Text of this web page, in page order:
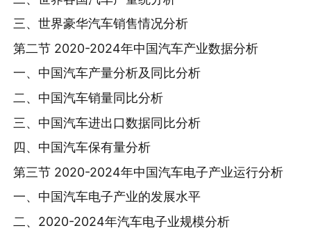
三、世界豪华汽车销售情况分析
第二节 2020-2024年中国汽车产业数据分析
一、中国汽车产量分析及同比分析
二、中国汽车销量同比分析
三、中国汽车进出口数据同比分析
四、中国汽车保有量分析
第三节 2020-2024年中国汽车电子产业运行分析
一、中国汽车电子产业的发展水平
二、2020-2024年汽车电子业规模分析